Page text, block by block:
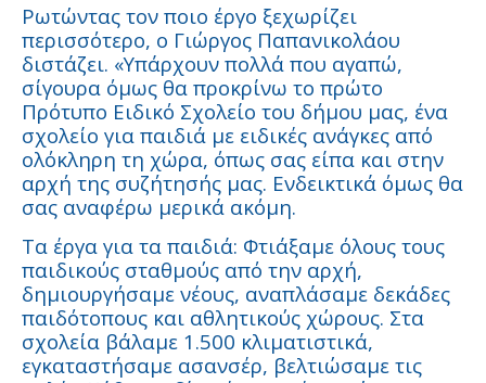
Ρωτώντας τον ποιο έργο ξεχωρίζει
περισσότερο, ο Γιώργος Παπανικολάου
διστάζει. «Υπάρχουν πολλά που αγαπώ,
σίγουρα όμως θα προκρίνω το πρώτο
Πρότυπο Ειδικό Σχολείο του δήμου μας, ένα
σχολείο για παιδιά με ειδικές ανάγκες από
ολόκληρη τη χώρα, όπως σας είπα και στην
αρχή της συζήτησής μας. Ενδεικτικά όμως θα
σας αναφέρω μερικά ακόμη.
Τα έργα για τα παιδιά: Φτιάξαμε όλους τους
παιδικούς σταθμούς από την αρχή,
δημιουργήσαμε νέους, αναπλάσαμε δεκάδες
παιδότοπους και αθλητικούς χώρους. Στα
σχολεία βάλαμε 1.500 κλιματιστικά,
εγκαταστήσαμε ασανσέρ, βελτιώσαμε τις